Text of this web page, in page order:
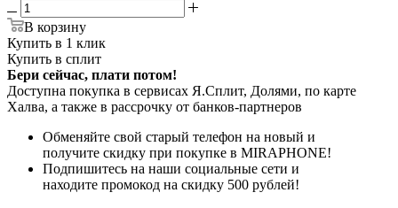
В корзину
Купить в 1 клик
Купить в сплит
Бери сейчас, плати потом!
Доступна покупка в сервисах Я.Сплит, Долями, по карте
Халва, а также в рассрочку от банков-партнеров
Обменяйте свой старый телефон на новый и
получите скидку при покупке в MIRAPHONE!
Подпишитесь на наши социальные сети и
находите промокод на скидку 500 рублей!